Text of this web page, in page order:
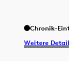
Chronik-
Weitere